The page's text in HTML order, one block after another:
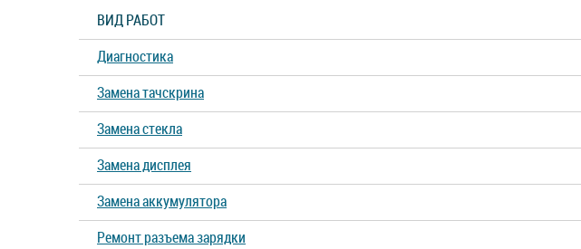
ВИД РАБОТ
Диагностика
Замена тачскрина
Замена стекла
Замена дисплея
Замена аккумулятора
Ремонт разъема зарядки